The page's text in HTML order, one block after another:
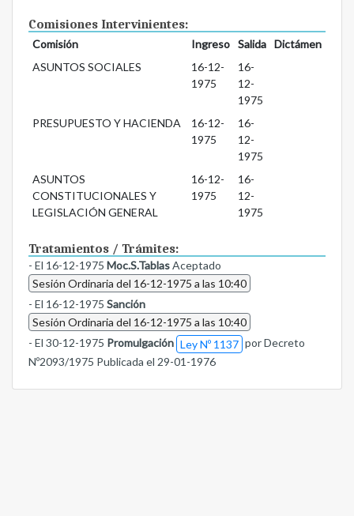
Comisiones Intervinientes:
Comisión Ingreso Salida
Dictámen
ASUNTOS SOCIALES
16-12-
1975
16-
12-
1975
PRESUPUESTO Y HACIENDA
16-12-
1975
16-
12-
1975
ASUNTOS
CONSTITUCIONALES Y
LEGISLACIÓN GENERAL
16-12-
1975
16-
12-
1975
Tratamientos / Trámites:
- El 16-12-1975 Moc.S.TablasAceptado
Sesión Ordinaria del 16-12-1975 a las 10:40
- El 16-12-1975 Sanción
Sesión Ordinaria del 16-12-1975 a las 10:40
- El 30-12-1975 Promulgación Ley Nº 1137 por Decreto
Nº2093/1975 Publicada el 29-01-1976